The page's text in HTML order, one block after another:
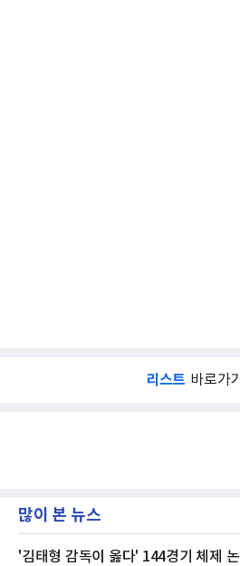
리스트 바로가기
많이 본 뉴스
'김태형 감독이 옳다' 144경기 체제 논